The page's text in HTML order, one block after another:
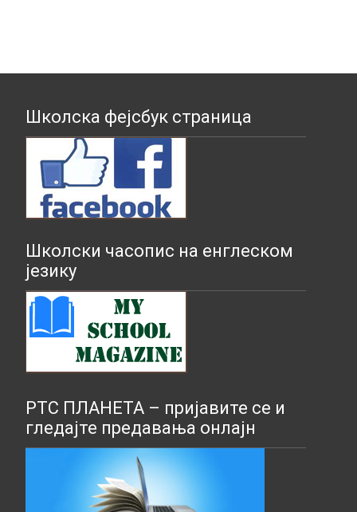
Школска фејсбук страница
Школски часопис на енглеском
језику
РТС ПЛАНЕТА – пријавите се и
гледајте предавања онлајн